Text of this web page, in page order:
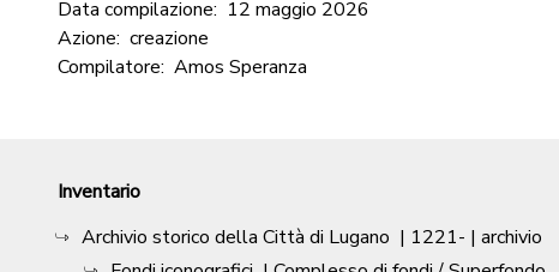
Data compilazione: 12 maggio 2026
Azione: creazione
Compilatore: Amos Speranza
Inventario
Archivio storico della Città di Lugano | 1221- | archivio